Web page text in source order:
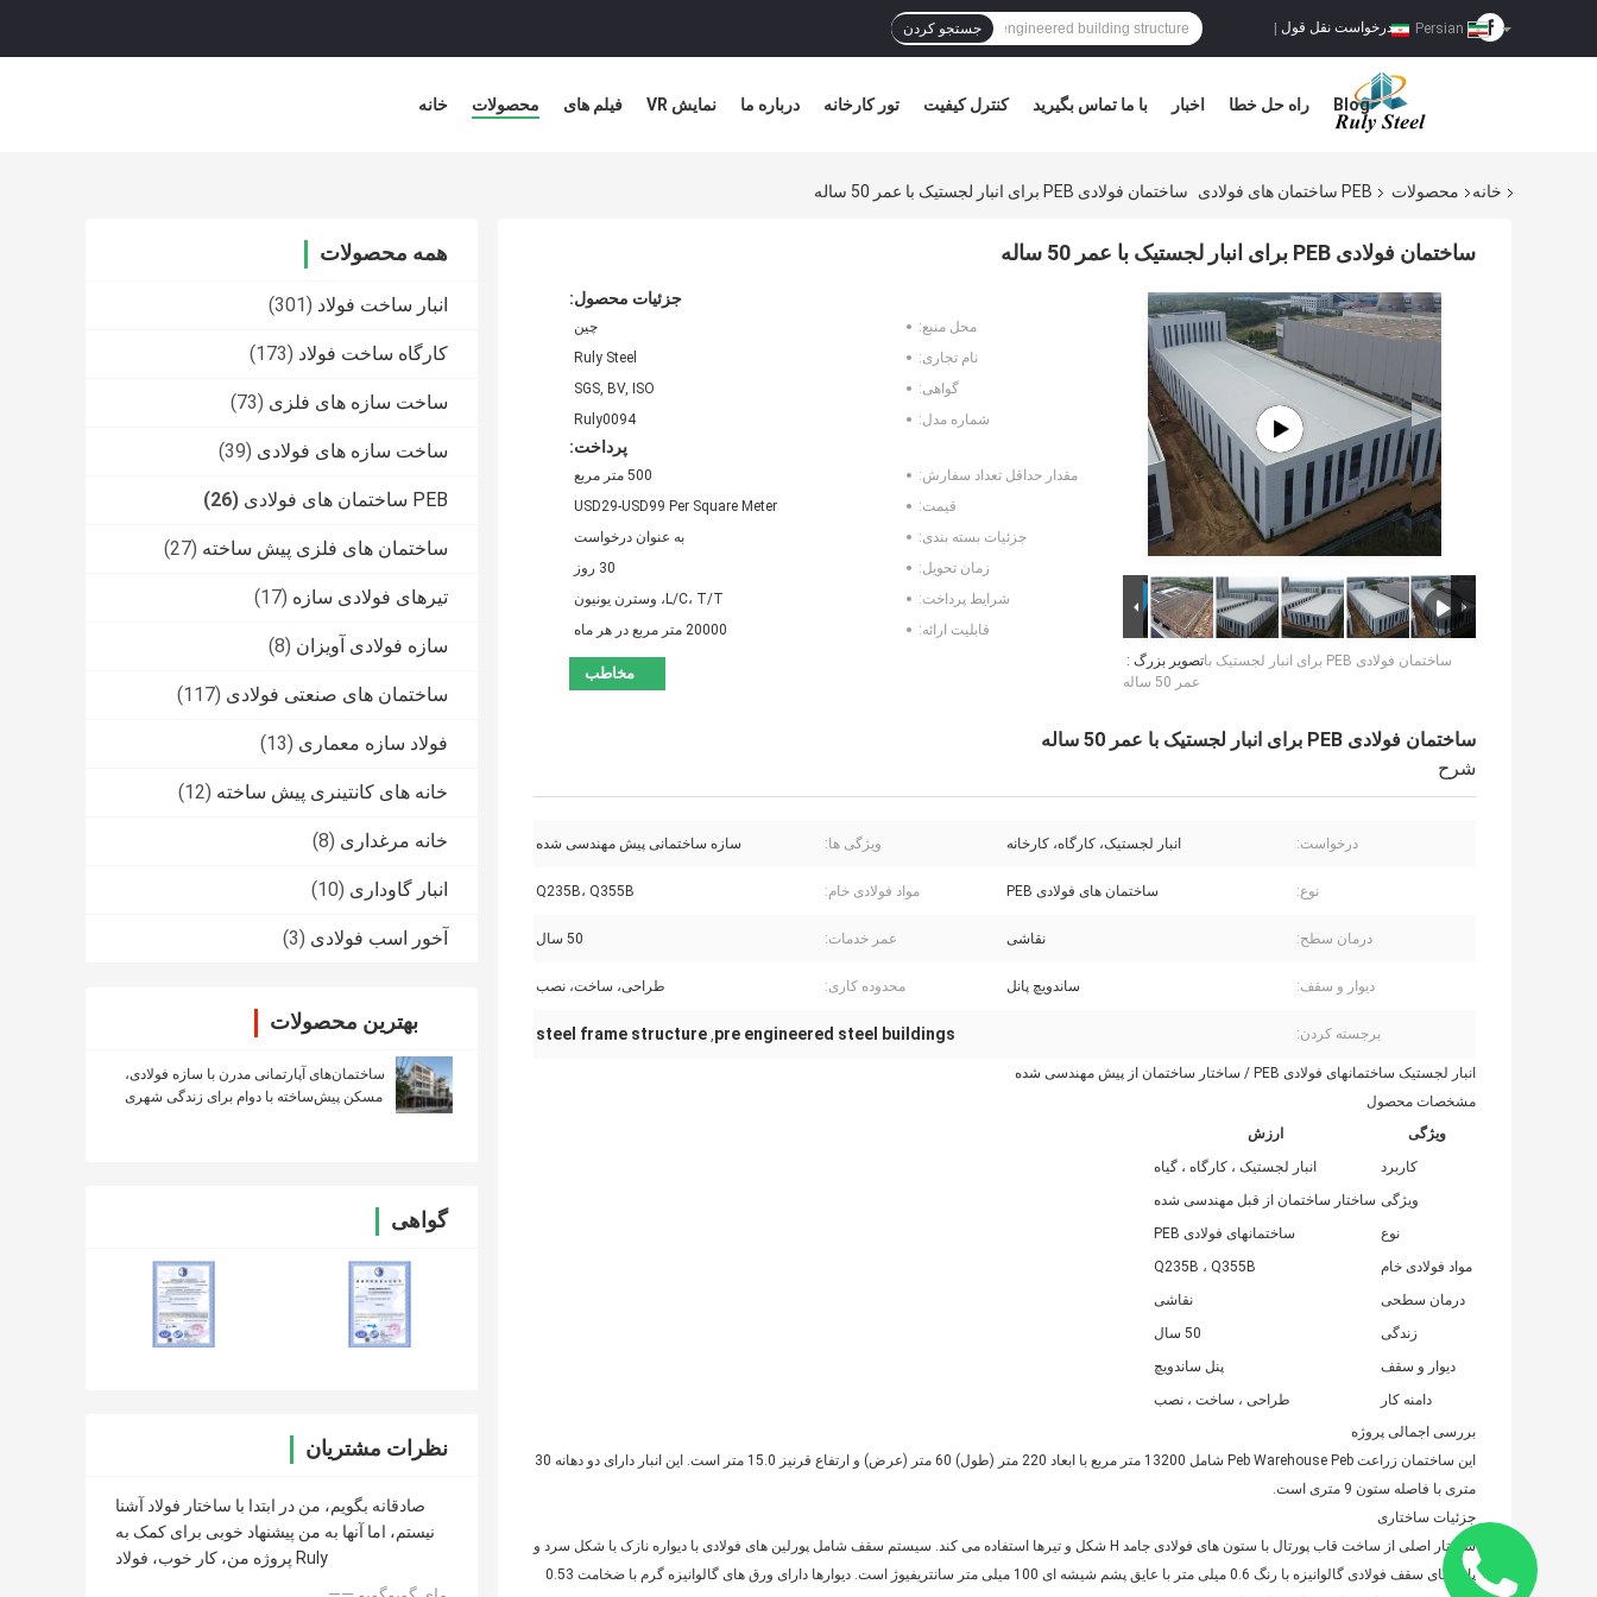
درخواست نقل قول جستجو کردن
خانه محصولات فیلم های نمایش VR درباره ما تور کارخانه کنترل کیفیت با ما تماس بگیرید اخبار راه حل خطا Blog
خانه محصولات PEB ساختمان های فولادی ساختمان فولادی PEB برای انبار لجستیک با عمر 50 ساله
همه محصولات
انبار ساخت فولاد (301)
کارگاه ساخت فولاد (173)
ساخت سازه های فلزی (73)
ساخت سازه های فولادی (39)
PEB ساختمان های فولادی (26)
ساختمان های فلزی پیش ساخته (27)
تیرهای فولادی سازه (17)
سازه فولادی آویزان (8)
ساختمان های صنعتی فولادی (117)
فولاد سازه معماری (13)
خانه های کانتینری پیش ساخته (12)
خانه مرغداری (8)
انبار گاوداری (10)
آخور اسب فولادی (3)
بهترین محصولات
ساختمان‌های آپارتمانی مدرن با سازه فولادی،
مسکن پیش‌ساخته با دوام برای زندگی شهری
گواهی
نظرات مشتریان
صادقانه بگویم، من در ابتدا با ساختار فولاد آشنا
نیستم، اما آنها به من پیشنهاد خوبی برای کمک به
پروژه من، کار خوب، فولاد Ruly
ساختمان فولادی PEB برای انبار لجستیک با عمر 50 ساله
تصویر بزرگ :ساختمان فولادی PEB برای انبار لجستیک با
عمر 50 ساله
جزئیات محصول:
محل منبع:
چين
نام تجاری:
Ruly Steel
گواهی:
SGS, BV, ISO
شماره مدل:
Ruly0094
پرداخت:
مقدار حداقل تعداد سفارش:
500 متر مربع
قیمت:
USD29-USD99 Per Square Meter
جزئیات بسته بندی:
به عنوان درخواست
زمان تحویل:
30 روز
شرایط پرداخت:
L/C، T/T، وسترن یونیون
قابلیت ارائه:
20000 متر مربع در هر ماه
مخاطب
ساختمان فولادی PEB برای انبار لجستیک با عمر 50 ساله
شرح
درخواست: انبار لجستیک، کارگاه، کارخانه ویژگی ها: سازه ساختمانی پیش مهندسی شده
نوع: ساختمان های فولادی PEB مواد فولادی خام: Q235B، Q355B
درمان سطح: نقاشی عمر خدمات: 50 سال
دیوار و سقف: ساندویچ پانل محدوده کاری: طراحی، ساخت، نصب
برجسته کردن: pre engineered steel buildings
,
steel frame structure
انبار لجستیک ساختمانهای فولادی PEB / ساختار ساختمان از پیش مهندسی شده
مشخصات محصول
ویژگی
ارزش
کاربرد
انبار لجستیک ، کارگاه ، گیاه
ویژگی ساختار ساختمان از قبل مهندسی شده
نوع
ساختمانهای فولادی PEB
مواد فولادی خام
Q235B ، Q355B
درمان سطحی
نقاشی
زندگی
50 سال
دیوار و سقف
پنل ساندویچ
دامنه کار
طراحی ، ساخت ، نصب
بررسی اجمالی پروژه
این ساختمان زراعت Peb Warehouse Peb شامل 13200 متر مربع با ابعاد 220 متر (طول) 60 متر (عرض) و ارتفاع قرنیز 15.0 متر است. این انبار دارای دو دهانه 30
متری با فاصله ستون 9 متری است.
جزئیات ساختاری
ساختار اصلی از ساخت قاب پورتال با ستون های فولادی جامد H شکل و تیرها استفاده می کند. سیستم سقف شامل پورلین های فولادی با دیواره نازک با شکل سرد و
پانل های سقف فولادی گالوانیزه با رنگ 0.6 میلی متر با عایق پشم شیشه ای 100 میلی متر سانتریفیوژ است. دیوارها دارای ورق های گالوانیزه گرم با ضخامت 0.53